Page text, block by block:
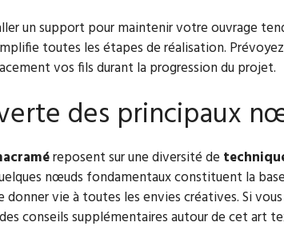
un support pour maintenir votre ouvrage
toutes les étapes de réalisation.
vos fils durant la progression du projet.
des principaux
reposent sur une diversité de
nœuds fondamentaux constituent la
vie à toutes les envies créatives. Si
conseils supplémentaires autour de cet art